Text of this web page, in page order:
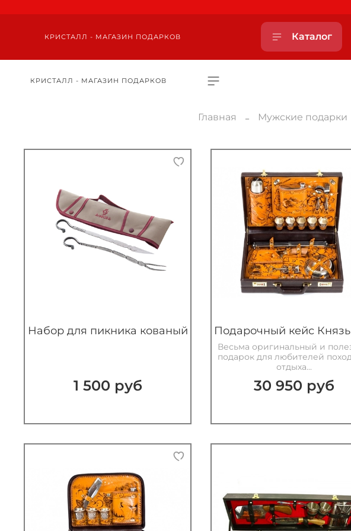
КРИСТАЛЛ - МАГАЗИН ПОДАРКОВ Каталог
КРИСТАЛЛ - МАГАЗИН ПОДАРКОВ
Главная Мужские подарки
Набор для пикника кованый
1 500 руб
Подарочный кейс
Весьма оригинальный и
подарок для любителей
отдыха...
30 950 руб